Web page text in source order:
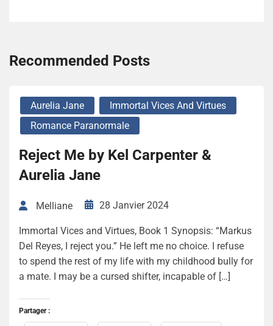
Recommended Posts
Aurelia Jane
Immortal Vices And Virtues
Romance Paranormale
Reject Me by Kel Carpenter &
Aurelia Jane
Melliane 28 Janvier 2024
Immortal Vices and Virtues, Book 1 Synopsis: “Markus
Del Reyes, I reject you.” He left me no choice. I refuse
to spend the rest of my life with my childhood bully for
a mate. I may be a cursed shifter, incapable of […]
Partager :